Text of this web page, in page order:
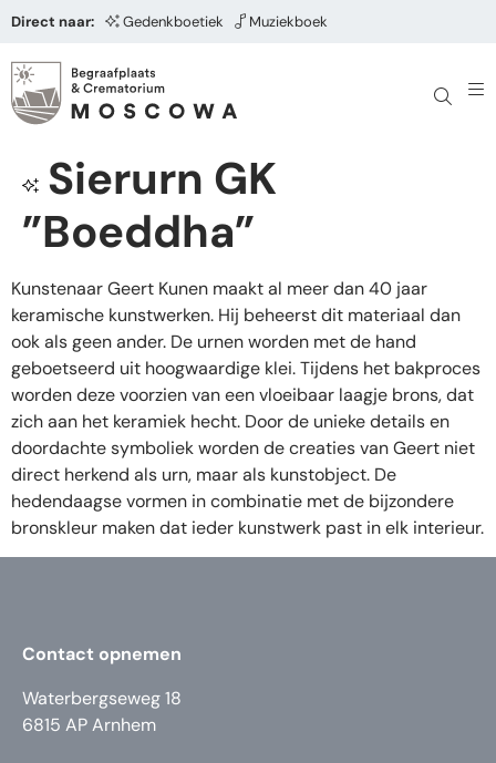
Direct naar: Gedenkboetiek Muziekboek
Sierurn GK
”Boeddha”
Kunstenaar Geert Kunen maakt al meer dan 40 jaar
keramische kunstwerken. Hij beheerst dit materiaal dan
ook als geen ander. De urnen worden met de hand
geboetseerd uit hoogwaardige klei. Tijdens het bakproces
worden deze voorzien van een vloeibaar laagje brons, dat
zich aan het keramiek hecht. Door de unieke details en
doordachte symboliek worden de creaties van Geert niet
direct herkend als urn, maar als kunstobject. De
hedendaagse vormen in combinatie met de bijzondere
bronskleur maken dat ieder kunstwerk past in elk interieur.
Contact opnemen
Waterbergseweg 18
6815 AP Arnhem